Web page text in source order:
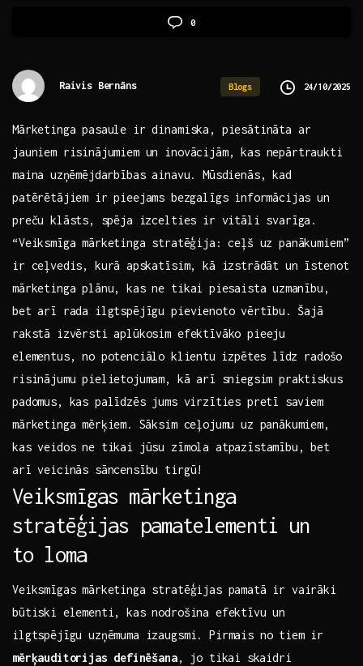
0
Raivis Bernāns Blogs 24/10/2025
Mārketinga pasaule ir dinamiska, piesātināta ar⁤
jauniem risinājumiem un inovācijām, kas ‍nepārtraukti
maina ⁤uzņēmējdarbības ainavu.​ Mūsdienās, kad
patērētājiem ir pieejams⁣ bezgalīgs informācijas⁣ un
preču klāsts, ⁢spēja izcelties ir vitāli svarīga.
“Veiksmīga ‌mārketinga ⁤stratēģija: ceļš uz panākumiem”
ir ceļvedis,‍ kurā⁢ apskatīsim, kā izstrādāt​ un ​īstenot
mārketinga plānu, kas‍ ne tikai ⁢piesaista ⁢uzmanību,
bet arī rada ilgtspējīgu pievienoto⁢ vērtību.⁣ Šajā
rakstā izvērsti aplūkosim ​efektīvāko pieeju
‌elementus,‍ no potenciālo⁢ klientu ⁢izpētes ⁣līdz‍ radošo
risinājumu ‍pielietojumam, kā arī ⁤sniegsim‌ praktiskus
padomus, kas palīdzēs⁢ jums ‌virzīties pretī ⁢saviem
mārketinga mērķiem.⁢ Sāksim ceļojumu uz panākumiem,
kas veidos ne ‍tikai jūsu zīmola atpazīstamību, bet
arī veicinās sāncensību tirgū!
Veiksmīgas mārketinga
‍stratēģijas pamatelementi⁢ un
to‌ loma
Veiksmīgas mārketinga stratēģijas pamatā ir vairāki
būtiski elementi, kas nodrošina efektīvu⁢ un
ilgtspējīgu uzņēmuma izaugsmi. Pirmais no tiem ‍ir
mērķauditorijas ⁤definēšana, jo ‍tikai ⁣skaidri‍